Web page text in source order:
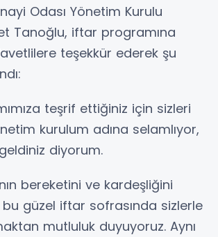
Odası Yönetim Kurulu
Tanoğlu, iftar programına
teşekkür ederek şu
teşrif ettiğiniz için sizleri
kurulum adına selamlıyor,
diyorum.
bereketini ve kardeşliğini
bu güzel iftar sofrasında sizlerle
mutluluk duyuyoruz. Aynı